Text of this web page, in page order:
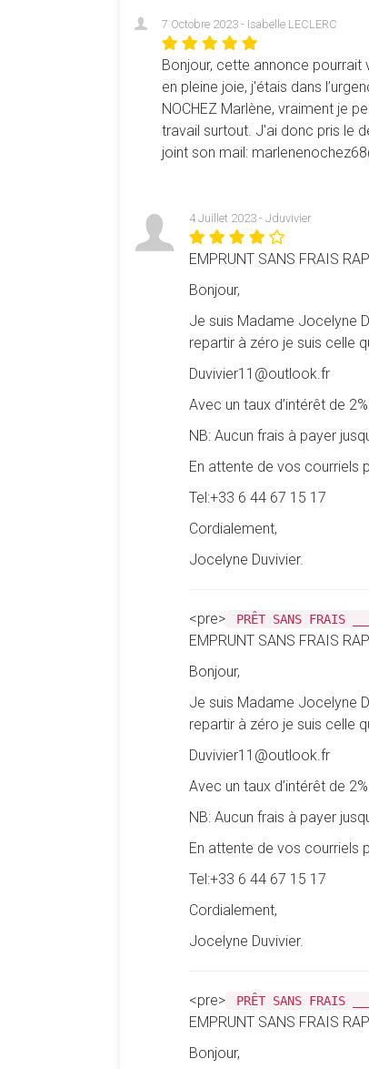
7 Octobre 2023 - Isabelle LECLERC
Bonjour, cette annonce pourrait
en pleine joie, j'étais dans
NOCHEZ Marlène, vraiment je
travail surtout. J'ai donc pris le
joint son mail:
4 Juillet 2023 - Jduvivier
EMPRUNT SANS FRAIS
Bonjour,
Je suis Madame Jocelyne
repartir à zéro je suis celle
Duvivier11@outlook.fr
Avec un taux d’intérêt de 2%
NB: Aucun frais à payer
En attente de vos courriels
Tel:+33 6 44 67 15 17
Cordialement,
Jocelyne Duvivier.
<pre> PRÊT SANS FRAIS
EMPRUNT SANS FRAIS
Bonjour,
Je suis Madame Jocelyne
repartir à zéro je suis celle
Duvivier11@outlook.fr
Avec un taux d’intérêt de 2%
NB: Aucun frais à payer
En attente de vos courriels
Tel:+33 6 44 67 15 17
Cordialement,
Jocelyne Duvivier.
<pre> PRÊT SANS FRAIS
EMPRUNT SANS FRAIS
Bonjour,